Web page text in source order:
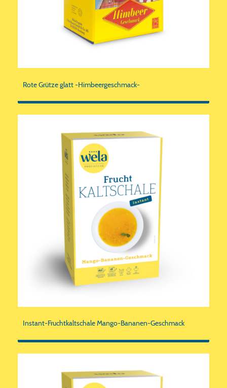
Rote Grütze glatt -Himbeergeschmack-
Instant-Fruchtkaltschale Mango-Bananen-Geschmack